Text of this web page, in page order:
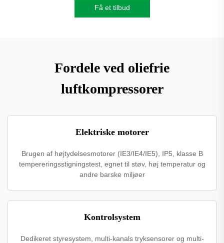
Få et tilbud
Fordele ved oliefrie
luftkompressorer
Elektriske motorer
Brugen af højtydelsesmotorer (IE3/IE4/IE5), IP5, klasse B
tempereringsstigningstest, egnet til støv, høj temperatur og
andre barske miljøer
Kontrolsystem
Dedikeret styresystem, multi-kanals tryksensorer og multi-